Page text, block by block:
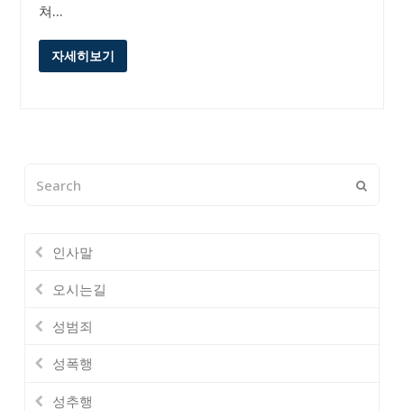
쳐…
자세히보기
인사말
오시는길
성범죄
성폭행
성추행